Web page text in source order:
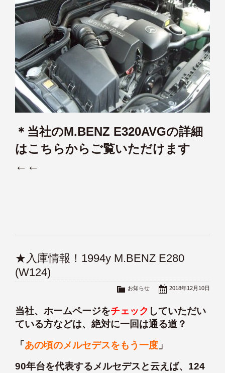
＊ 当社のM.BENZ E320AVGの詳細
はこちらからご覧いただけます
←←
★入庫情報！1994y M.BENZ E280
(W124)
2018年12月10日
お知らせ
当社、ホームページをチェック していただい
ている方などは、絶対に一回は通る道？
「あの頃のメルセデスをもう一度 」
90年台を代表するメルセデスと云えば、124